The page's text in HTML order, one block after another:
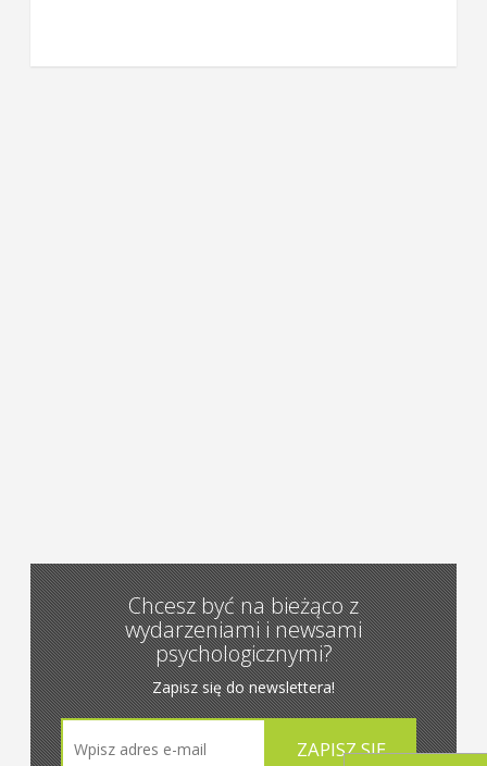
Chcesz być na bieżąco z
wydarzeniami i newsami
psychologicznymi?
Zapisz się do newslettera!